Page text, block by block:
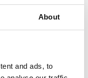
About
and ads, to